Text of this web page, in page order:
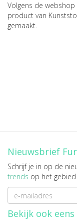
Volgens de webshop
product van
gemaakt.
Nieuwsbrief
Schrijf je in op de
trends op het
Bekijk ook eens